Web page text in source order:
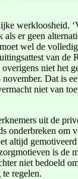
werkloosheid.
er geen
wel de
van de
niet het
Dat is
niet van
uit de
onderbreken om
altijd
is de
niet bedoeld
regelen.